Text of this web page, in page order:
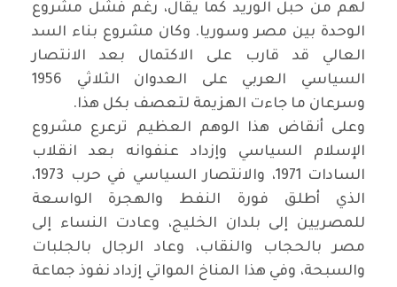
لهم من حبل الوريد كما يقال، رغم فشل مشروع
الوحدة بين مصر وسوريا. وكان مشروع بناء السد
العالي قد قارب على الاكتمال بعد الانتصار
السياسي العربي على العدوان الثلاثي 1956
وسرعان ما جاءت الهزيمة لتعصف بكل هذا.
وعلى أنقاض هذا الوهم العظيم ترعرع مشروع
الإسلام السياسي وإزداد عنفوانه بعد انقلاب
السادات 1971، والانتصار السياسي في حرب 1973،
الذي أطلق فورة النفط والهجرة الواسعة
للمصريين إلى بلدان الخليج، وعادت النساء إلى
مصر بالحجاب والنقاب، وعاد الرجال بالجلبات
والسبحة، وفي هذا المناخ المواتي إزداد نفوذ جماعة